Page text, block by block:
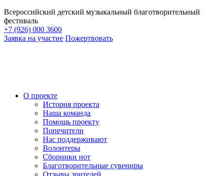
Всероссийский детский музыкальный благотворительный
фестиваль
+7 (926) 000 3600
Заявка на участие Пожертвовать
О проекте
История проекта
Наша команда
Помощь проекту
Попечители
Нас поддерживают
Волонтеры
Сборники нот
Благотворительные сувениры
Отзывы зрителей